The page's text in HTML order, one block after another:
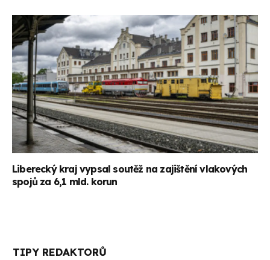
Liberecký kraj vypsal soutěž na zajištění vlakových
spojů za 6,1 mld. korun
TIPY REDAKTORŮ